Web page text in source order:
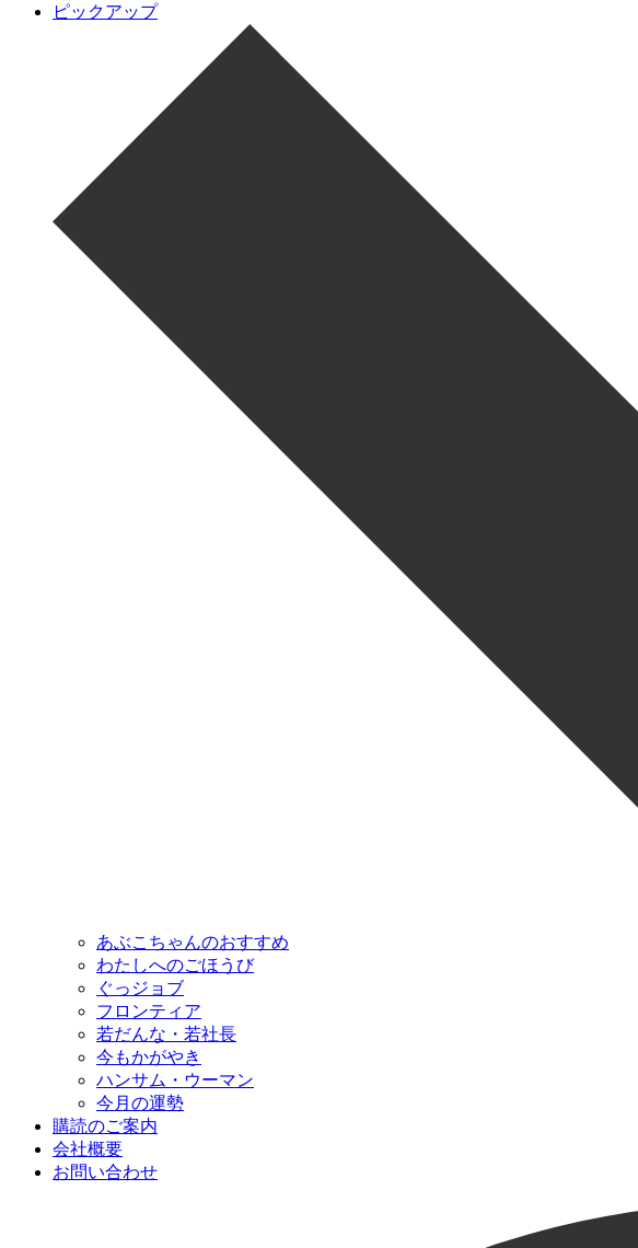
ピックアップ
あぶこちゃんのおすすめ
わたしへのごほうび
ぐっジョブ
フロンティア
若だんな・若社長
今もかがやき
ハンサム・ウーマン
今月の運勢
購読のご案内
会社概要
お問い合わせ